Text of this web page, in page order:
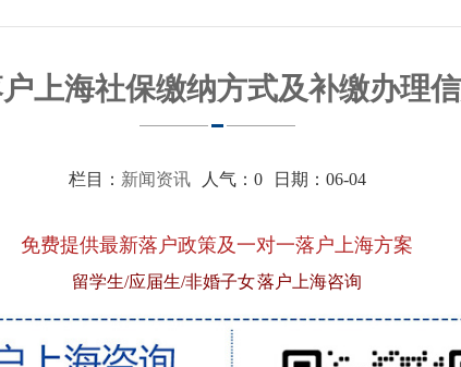
上海社保缴纳方式及补缴办理
栏目： 新闻资讯人气： 0日期：06-04
免费提供最新落户政策及一对一落户上海方案
留学生/应届生/非婚子女 落户上海咨询